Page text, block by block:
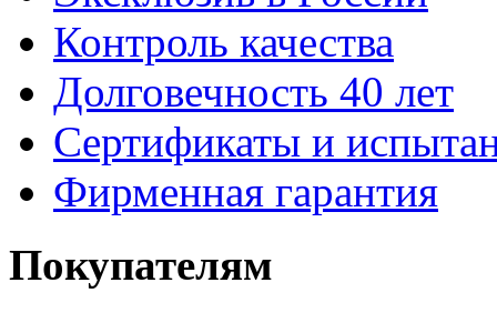
Контроль качества
Долговечность 40 лет
Сертификаты и
Фирменная гарантия
Покупателям